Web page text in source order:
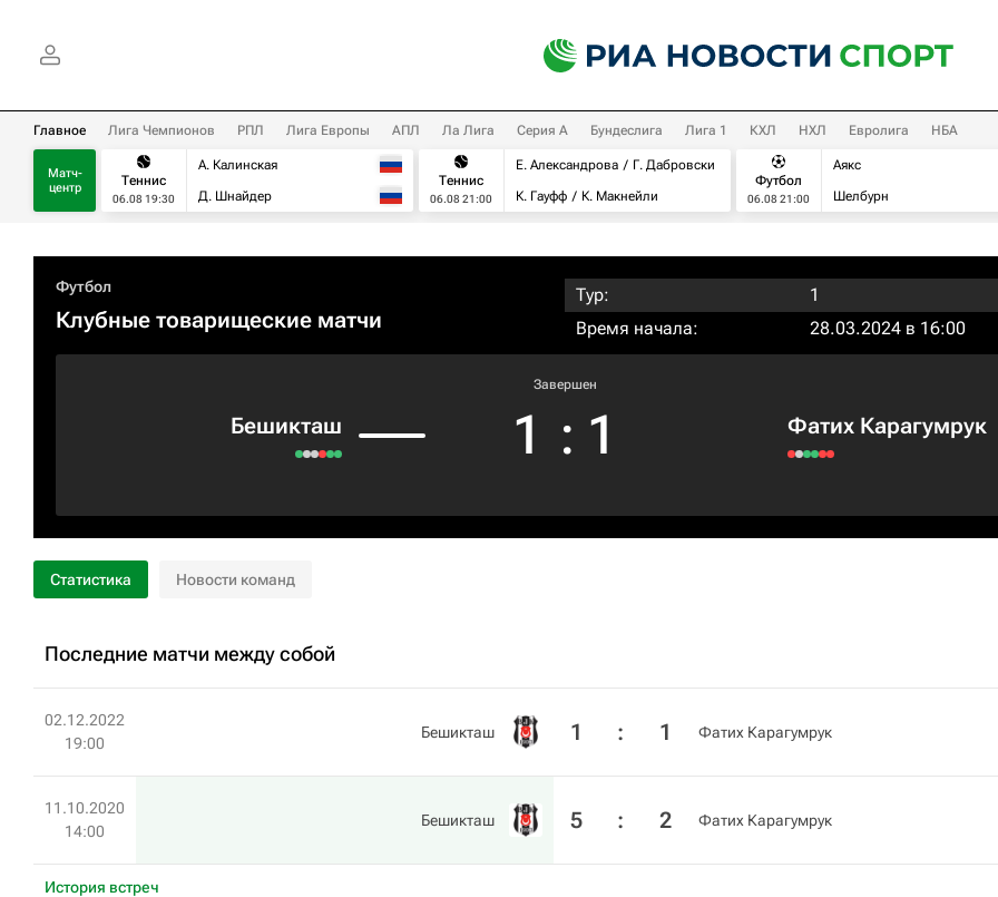
Главное Лига Чемпионов РПЛ Лига Европы АПЛ Ла Лига Серия А Бундеслига Лига 1 КХЛ НХЛ Евролига НБА
Матч-
центр
Теннис
06.08 19:30
А. Калинская
Д. Шнайдер
Теннис
06.08 21:00
Е. Александрова
Г. Дабровски
К. Гауфф
К. Макнейли
Футбол
06.08 21:00
Аякс
Шелбурн
Футбол
Клубные товарищеские матчи
Тур:
1
Время начала:
28.03.2024 в 16:00
Бешикташ
Завершен
1 : 1 Фатих Карагумрук
Статистика Новости команд
Последние матчи между собой
02.12.2022
19:00
Бешикташ 1 : 1 Фатих Карагумрук
11.10.2020
14:00
Бешикташ 5 : 2 Фатих Карагумрук
История встреч